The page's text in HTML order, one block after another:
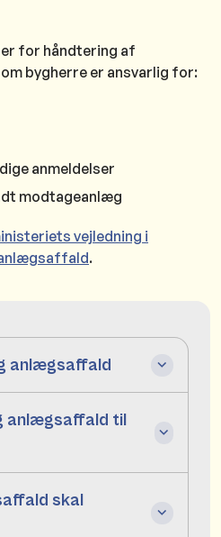
for håndtering af
bygherre er ansvarlig for:
anmeldelser
modtageanlæg
vejledning i
.
anlægsaffald
anlægsaffald til
skal